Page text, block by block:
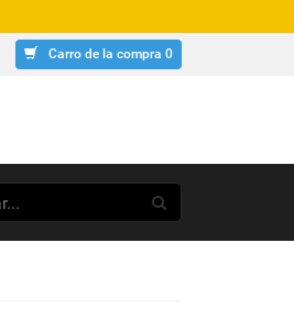
Carro de la compra 0